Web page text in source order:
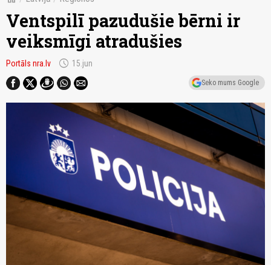
Ventspilī pazudušie bērni ir
veiksmīgi atradušies
Portāls nra.lv schedule 15.jun
Seko mums Google